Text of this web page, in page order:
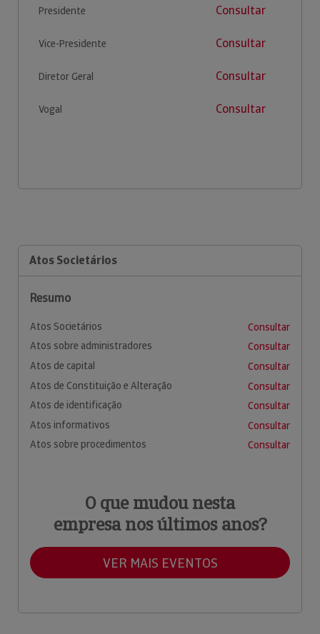
Presidente Consultar
Vice-Presidente Consultar
Diretor Geral Consultar
Vogal Consultar
Atos Societários
Resumo
Atos Societários
Consultar
Atos sobre administradores
Consultar
Atos de capital
Consultar
Atos de Constituição e Alteração
Consultar
Atos de identificação
Consultar
Atos informativos
Consultar
Atos sobre procedimentos
Consultar
O que mudou nesta
empresa nos últimos anos?
VER MAIS EVENTOS